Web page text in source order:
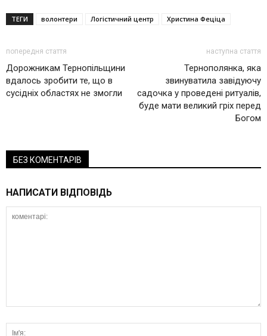
ТЕГИ волонтери Логістичний центр Христина Феціца
попередня стаття
Дорожникам Тернопільщини
вдалось зробити те, що в
сусідніх областях не змогли
наступна стаття
Тернополянка, яка
звинуватила завідуючу
садочка у проведені ритуалів,
буде мати великий гріх перед
Богом
БЕЗ КОМЕНТАРІВ
НАПИСАТИ ВІДПОВІДЬ